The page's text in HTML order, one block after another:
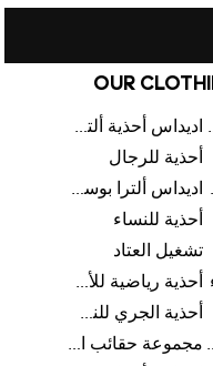
OUR
اديداس أحذية ألترا بوست للرجال
أحذية للرجال
اديداس ألترا بوست
أحذية للنساء
تشغيل العتاد
أحذية رياضية للأطفال
أحذية الجري للنساء
للرجال
مجموعة حقائب الظهر